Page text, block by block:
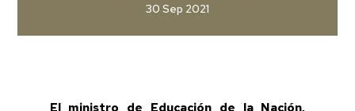
30 Sep 2021
El ministro de Educación de la Nación,